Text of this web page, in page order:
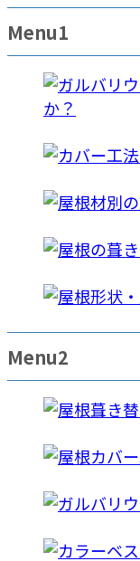
Menu1
Menu2